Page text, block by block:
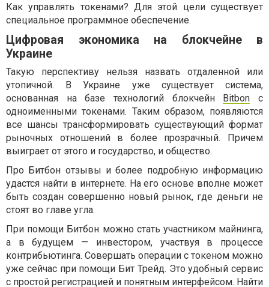
Как управлять токенами? Для этой цели существует
специальное программное обеспечение.
Цифровая экономика на блокчейне в
Украине
Такую перспективу нельзя назвать отдаленной или
утопичной. В Украине уже существует система,
основанная на базе технологий блокчейн Bitbon с
одноименными токенами. Таким образом, появляются
все шансы трансформировать существующий формат
рыночных отношений в более прозрачный. Причем
выиграет от этого и государство, и общество.
Про Битбон отзывы и более подробную информацию
удастся найти в интернете. На его основе вполне может
быть создан совершенно новый рынок, где деньги не
стоят во главе угла.
При помощи Битбон можно стать участником майнинга,
а в будущем — инвестором, участвуя в процессе
контрибьютинга. Совершать операции с токеном можно
уже сейчас при помощи Бит Трейд. Это удобный сервис
с простой регистрацией и понятным интерфейсом. Найти